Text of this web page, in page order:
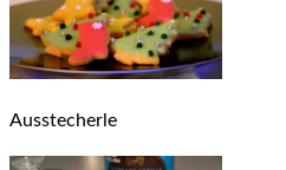
Ausstecherle